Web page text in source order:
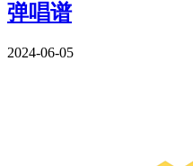
弹唱谱
2024-06-05